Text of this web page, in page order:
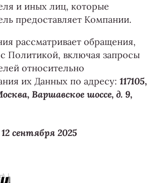
и иных лиц, которые
предоставляет Компании.
рассматривает обращения,
Политикой, включая запросы
относительно
их Данных по адресу: 117105,
Варшавское шоссе, д. 9,
сентября 2025